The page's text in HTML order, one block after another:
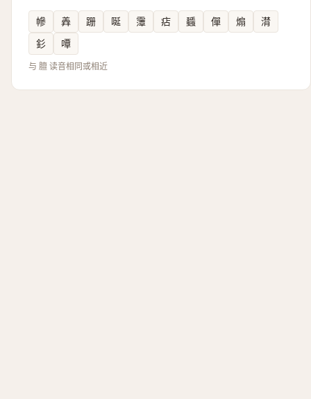
幓 羴 跚 唌 䨵 痁 䗺 僤 煽
潸
釤
嘾
与 膻 读音相同或相近